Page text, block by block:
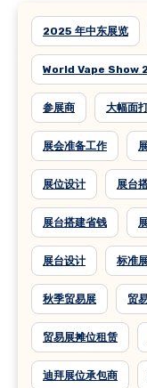
2025 年中东展览
World Vape Show
参展商 大幅面
展会准备工作
展位设计 展台
展台搭建省钱
展台设计 标准
秋季贸易展 贸
贸易展摊位租赁
迪拜展位承包商